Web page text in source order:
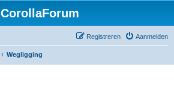
CorollaForum
Aanmelden
Registreren
Wegligging